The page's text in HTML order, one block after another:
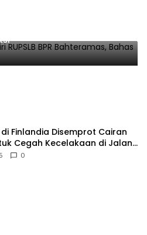
RUPSLB BPR Bahteramas,
Finlandia Disemprot Cairan
Cegah Kecelakaan di Jalan
0